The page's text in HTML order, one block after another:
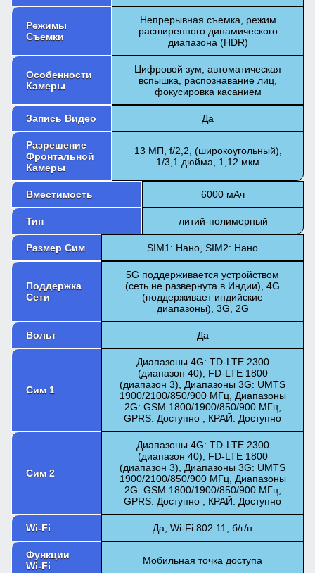
Режимы
Съемки
Непрерывная съемка, режим
расширенного динамического
диапазона (HDR)
Особенности
Камеры
Цифровой зум, автоматическая
вспышка, распознавание лиц,
фокусировка касанием
Запись Видео Да
Разрешение
Фронтальной
Камеры
13 МП, f/2,2, (широкоугольный),
1/3,1 дюйма, 1,12 мкм
Вместимость 6000 мАч
Тип литий-полимерный
Размер Сим SIM1: Нано, SIM2: Нано
Поддержка
Сети
5G поддерживается устройством
(сеть не развернута в Индии), 4G
(поддерживает индийские
диапазоны), 3G, 2G
Вольт Да
Сим 1
Диапазоны 4G: TD-LTE 2300
(диапазон 40), FD-LTE 1800
(диапазон 3), Диапазоны 3G: UMTS
1900/2100/850/900 МГц, Диапазоны
2G: GSM 1800/1900/850/900 МГц,
GPRS: Доступно , КРАЙ: Доступно
Сим 2
Диапазоны 4G: TD-LTE 2300
(диапазон 40), FD-LTE 1800
(диапазон 3), Диапазоны 3G: UMTS
1900/2100/850/900 МГц, Диапазоны
2G: GSM 1800/1900/850/900 МГц,
GPRS: Доступно , КРАЙ: Доступно
Wi-Fi Да, Wi-Fi 802.11, б/г/н
Функции
Wi-Fi
Мобильная точка доступа